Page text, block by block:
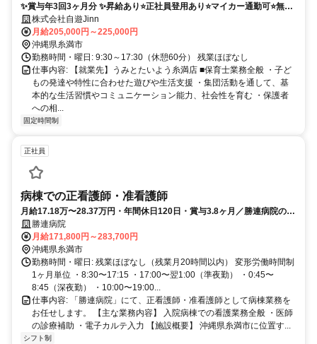
✨賞与年3回3ヶ月分 ✨昇給あり⭐️正社員登用あり⭐️マイカー通勤可⭐️無料
駐車場あり⭐️
株式会社自遊Jinn
月給205,000円～225,000円
沖縄県糸満市
勤務時間・曜日: 9:30～17:30（休憩60分） 残業ほぼなし
仕事内容: 【就業先】うみとたいよう糸満店 ■保育士業務全般 ・子ど
もの発達や特性に合わせた遊びや生活支援 ・集団活動を通して、基
本的な生活習慣やコミュニケーション能力、社会性を育む ・保護者
への相...
固定時間制
正社員
病棟での正看護師・准看護師
月給17.18万〜28.37万円・年間休日120日・賞与3.8ヶ月／勝連病院の
正・准看護師
勝連病院
月給171,800円～283,700円
沖縄県糸満市
勤務時間・曜日: 残業ほぼなし（残業月20時間以内） 変形労働時間制
1ヶ月単位 ・8:30〜17:15 ・17:00〜翌1:00（準夜勤） ・0:45〜
8:45（深夜勤） ・10:00〜19:00...
仕事内容: 「勝連病院」にて、正看護師・准看護師として病棟業務を
お任せします。 【主な業務内容】 入院病棟での看護業務全般 ・医師
の診療補助 ・電子カルテ入力 【施設概要】 沖縄県糸満市に位置す...
シフト制